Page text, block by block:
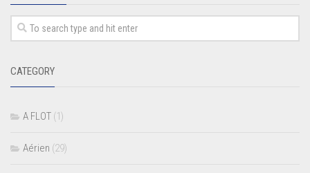
CATEGORY
A FLOT (1)
Aérien (29)